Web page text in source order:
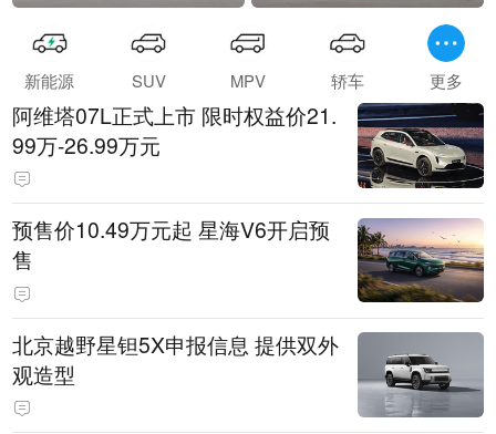
新能源 SUV MPV 轿车 更多
阿维塔07L正式上市 限时权益价21.
99万-26.99万元
预售价10.49万元起 星海V6开启预
售
北京越野星钽5X申报信息 提供双外
观造型